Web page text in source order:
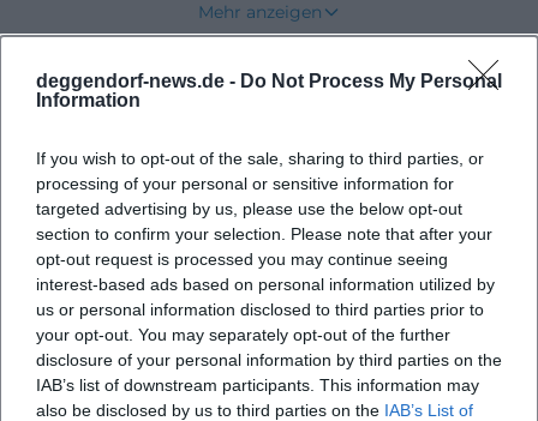
deggendorf-news.de - Do Not Process My Personal
Information
If you wish to opt-out of the sale, sharing to third parties, or
processing of your personal or sensitive information for
targeted advertising by us, please use the below opt-out
section to confirm your selection. Please note that after your
opt-out request is processed you may continue seeing
interest-based ads based on personal information utilized by
us or personal information disclosed to third parties prior to
your opt-out. You may separately opt-out of the further
disclosure of your personal information by third parties on the
IAB’s list of downstream participants. This information may
also be disclosed by us to third parties on the IAB’s List of
Westen des städtischen Entwicklungsraums, mit
Nähe zu Wohnbebauung, Sanierungsgebiet,
Busanbindung und der historischen Einordnung in
(https://www.deggendorf.de/media/Linie-
2_01.09.2024.pdf))
Was ist Hirzau in Deggendorf genau?
Hirzau ist in Deggendorf vor allem als Straße und
Haltestellenname präsent. Die Stadtbuslinie 2 führt
eine Haltestelle „Deggendorf, Hirzau“ auf, und in
den städtischen Baugenehmigungen wird von
„Straße Hirzau“ gesprochen. Das ist ein wichtiger
Mehr anzeigen
Bevorstehende Veranstaltungen
Keine Veranstaltungen gefunden